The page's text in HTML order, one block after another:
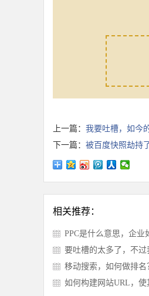
上一篇：我要吐槽，如今
下一篇：被百度快照劫持
相关推荐：
PPC是什么意思，企业
移动搜索，如何做排名
如何构建网站URL，使